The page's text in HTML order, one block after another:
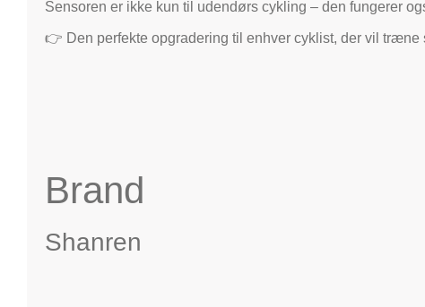
Sensoren er ikke kun til udendørs cykling – den fungerer
👉 Den perfekte opgradering til enhver cyklist, der vil træne
Brand
Shanren